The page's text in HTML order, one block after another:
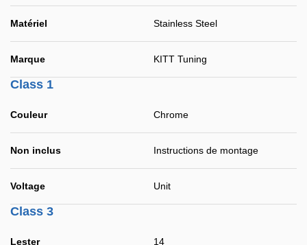
Matériel Stainless Steel
Marque KITT Tuning
Class 1
Couleur Chrome
Non inclus Instructions de montage
Voltage Unit
Class 3
Lester 14